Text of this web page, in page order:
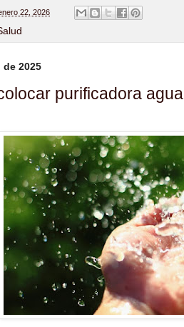
22, 2026
de 2025
purificadora agua